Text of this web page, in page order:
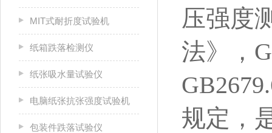
MIT式耐折度试验机
纸箱跌落检测仪
纸张吸水量试验仪
电脑纸张抗张强度试验机
包装件跌落试验仪
压强度
法》，
规定，